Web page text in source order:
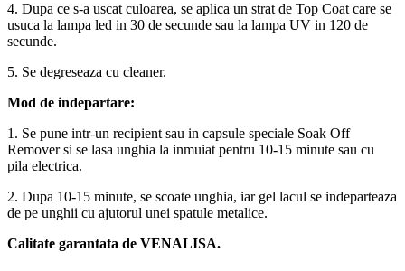
4. Dupa ce s-a uscat culoarea, se aplica un strat de Top Coat care se
usuca la lampa led in 30 de secunde sau la lampa UV in 120 de
secunde.
5. Se degreseaza cu cleaner.
Mod de indepartare:
1. Se pune intr-un recipient sau in capsule speciale Soak Off
Remover si se lasa unghia la inmuiat pentru 10-15 minute sau cu
pila electrica.
2. Dupa 10-15 minute, se scoate unghia, iar gel lacul se indeparteaza
de pe unghii cu ajutorul unei spatule metalice.
Calitate garantata de VENALISA.